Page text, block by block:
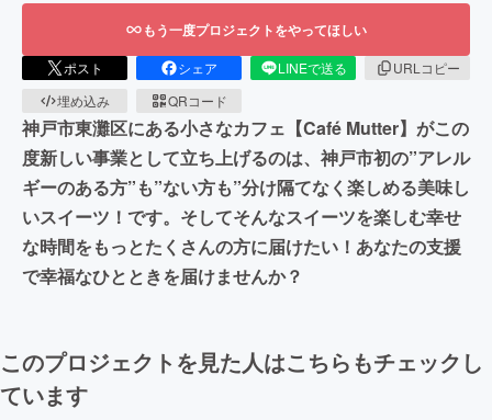
もう一度プロジェクトをやってほしい
ポスト シェア LINEで送る
URLコピー
埋め込み
QRコード
神戸市東灘区にある小さなカフェ【Café Mutter】がこの
度新しい事業として立ち上げるのは、神戸市初の”アレル
ギーのある方”も”ない方も”分け隔てなく楽しめる美味し
いスイーツ！です。そしてそんなスイーツを楽しむ幸せ
な時間をもっとたくさんの方に届けたい！あなたの支援
で幸福なひとときを届けませんか？
このプロジェクトを見た人はこちらもチェックし
ています